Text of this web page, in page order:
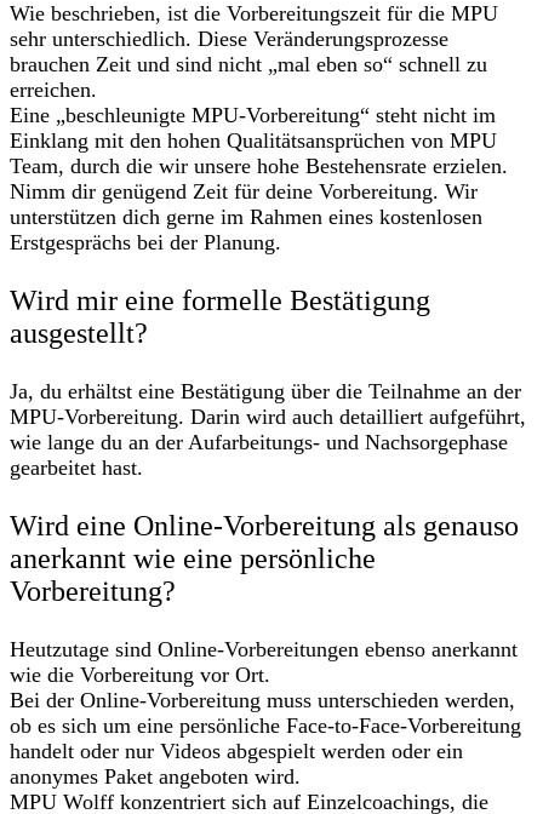
Wie beschrieben, ist die Vorbereitungszeit für die MPU
sehr unterschiedlich. Diese Veränderungsprozesse
brauchen Zeit und sind nicht „mal eben so“ schnell zu
erreichen.
Eine „beschleunigte MPU-Vorbereitung“ steht nicht im
Einklang mit den hohen Qualitätsansprüchen von MPU
Team, durch die wir unsere hohe Bestehensrate erzielen.
Nimm dir genügend Zeit für deine Vorbereitung. Wir
unterstützen dich gerne im Rahmen eines kostenlosen
Erstgesprächs bei der Planung.
Wird mir eine formelle Bestätigung
ausgestellt?
Ja, du erhältst eine Bestätigung über die Teilnahme an der
MPU-Vorbereitung. Darin wird auch detailliert aufgeführt,
wie lange du an der Aufarbeitungs- und Nachsorgephase
gearbeitet hast.
Wird eine Online-Vorbereitung als genauso
anerkannt wie eine persönliche
Vorbereitung?
Heutzutage sind Online-Vorbereitungen ebenso anerkannt
wie die Vorbereitung vor Ort.
Bei der Online-Vorbereitung muss unterschieden werden,
ob es sich um eine persönliche Face-to-Face-Vorbereitung
handelt oder nur Videos abgespielt werden oder ein
anonymes Paket angeboten wird.
MPU Wolff konzentriert sich auf Einzelcoachings, die